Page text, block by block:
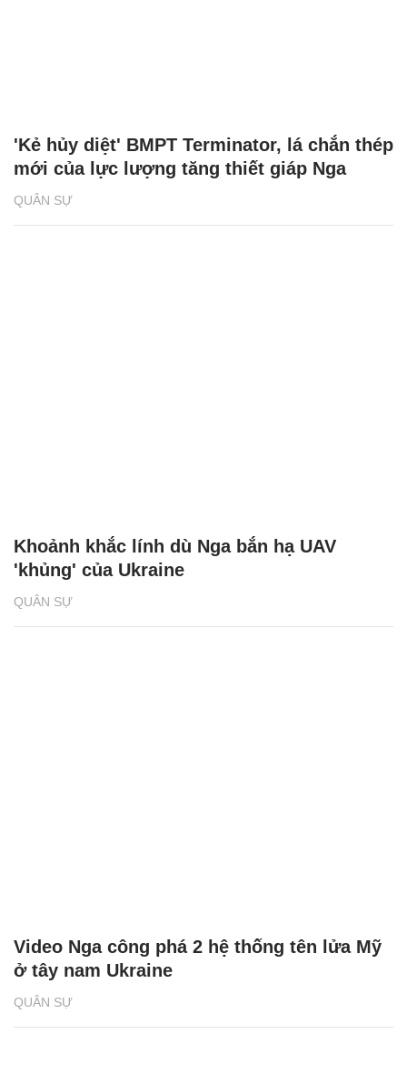
QUÂN SỰ
'Kẻ hủy diệt' BMPT Terminator, lá chắn thép
mới của lực lượng tăng thiết giáp Nga
QUÂN SỰ
Khoảnh khắc lính dù Nga bắn hạ UAV
'khủng' của Ukraine
QUÂN SỰ
Video Nga công phá 2 hệ thống tên lửa Mỹ
ở tây nam Ukraine